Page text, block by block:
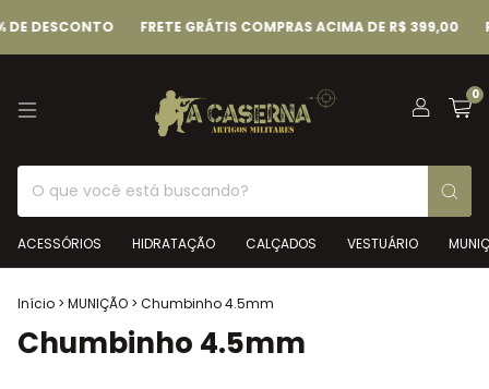
DE DESCONTO FRETE GRÁTIS COMPRAS ACIMA DE R$ 399,00
0
ACESSÓRIOS HIDRATAÇÃO CALÇADOS VESTUÁRIO
Início > MUNIÇÃO > Chumbinho 4.5mm
Chumbinho 4.5mm